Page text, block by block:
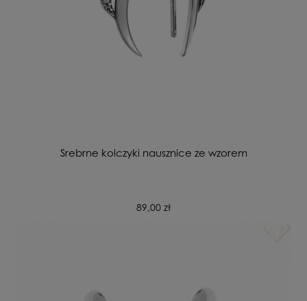
Srebrne kolczyki nausznice ze wzorem
89,00 zł